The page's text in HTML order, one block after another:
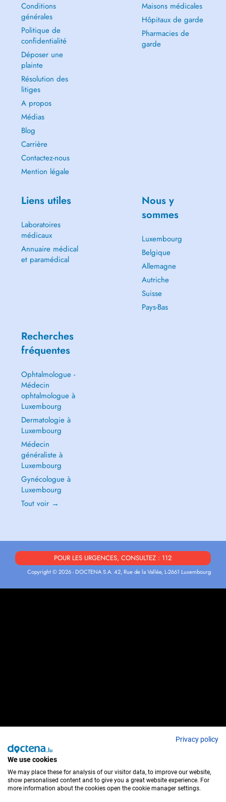
Conditions
générales
Politique de
confidentialité
Déposer une
plainte
Résolution des
litiges
A propos
Médias
Blog
Carrière
Contactez-nous
Mention légale
Maisons médicales
Hôpitaux de garde
Pharmacies de
garde
Liens utiles
Laboratoires
médicaux
Annuaire médical
et paramédical
Nous y
sommes
Luxembourg
Belgique
Allemagne
Autriche
Suisse
Pays-Bas
Recherches
fréquentes
Ophtalmologue -
Médecin
ophtalmologue à
Luxembourg
Dermatologie à
Luxembourg
Médecin
généraliste à
Luxembourg
Gynécologue à
Luxembourg
Tout voir →
POUR LES URGENCES, CONSULTEZ : 112
Copyright © 2026 - DOCTENA S.A. 42, Rue de la Vallée, L-2661 Luxembourg
Privacy policy
We use cookies
We may place these for analysis of our visitor data, to improve our website,
show personalised content and to give you a great website experience. For
more information about the cookies open the cookie manager settings.